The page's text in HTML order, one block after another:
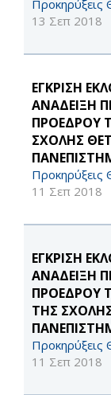
Προκηρύξεις
13 Σεπ 2018
ΕΓΚΡΙΣΗ
ΑΝΑΔΕΙΞΗ
ΠΡΟΕΔΡΟΥ
ΣΧΟΛΗΣ
Προκηρύξεις
11 Σεπ 2018
ΕΓΚΡΙΣΗ
ΑΝΑΔΕΙΞΗ
ΠΡΟΕΔΡΟΥ
ΤΗΣ
Προκηρύξεις
11 Σεπ 2018